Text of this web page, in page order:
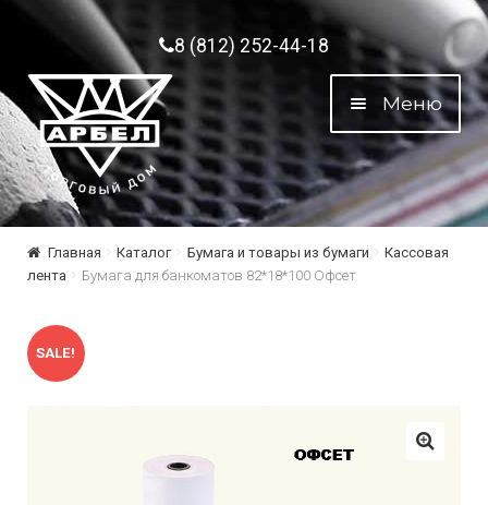
Перейти к навигации
Перейти к содержимому8 (812) 252-44-18
Меню
Главная Каталог Бумага и товары из бумаги
Кассовая
лента
Бумага для банкоматов 82*18*100 Офсет
SALE!